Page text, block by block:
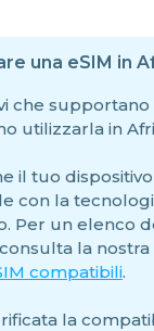
una eSIM in
che
utilizzarla in
il tuo
con la
Per un elenco
la nostra
compatibili.
la